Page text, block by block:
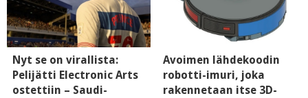
Nyt se on virallista:
Pelijätti Electronic Arts
ostettiin – Saudi-
Avoimen lähdekoodin
robotti-imuri, joka
rakennetaan itse 3D-